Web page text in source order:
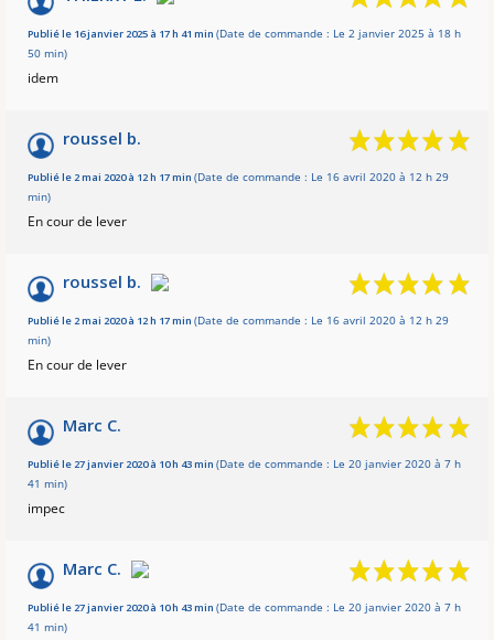
Basé sur 7 avis
Publié le 16 janvier 2025 à 17 h 41 min (Date de commande : Le 2 janvier 2025 à 18 h
50 min)
idem
roussel b.
Publié le 2 mai 2020 à 12 h 17 min (Date de commande : Le 16 avril 2020 à 12 h 29
min)
En cour de lever
roussel b.
Publié le 2 mai 2020 à 12 h 17 min (Date de commande : Le 16 avril 2020 à 12 h 29
min)
En cour de lever
Marc C.
Publié le 27 janvier 2020 à 10 h 43 min (Date de commande : Le 20 janvier 2020 à 7 h
41 min)
impec
Marc C.
Publié le 27 janvier 2020 à 10 h 43 min (Date de commande : Le 20 janvier 2020 à 7 h
41 min)